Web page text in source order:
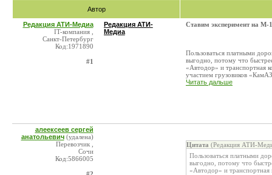
Автор
Редакция АТИ-Медиа
IT-компания ,
Санкт-Петербург
Код:1971890
#1
Редакция АТИ-
Медиа
Ставим эксперимент на М-
Пользоваться платными
выгодно, потому что
«Автодор» и транспортная
участием грузовиков
Читать дальше
алеексеев сергей
анатольевич (удалена)
Перевозчик ,
Сочи
Код:5866005
Цитата (Редакция АТИ-
Пользоваться платными
выгодно, потому что
«Автодор» и